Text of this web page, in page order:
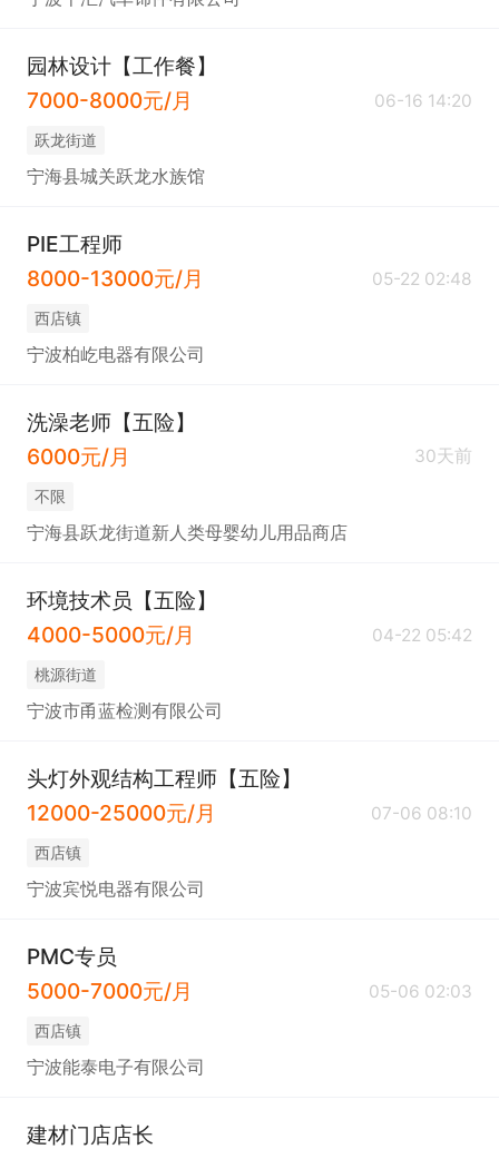
园林设计【工作餐】
7000-8000元/月
06-16 14:20
跃龙街道
宁海县城关跃龙水族馆
PIE工程师
8000-13000元/月
05-22 02:48
西店镇
宁波柏屹电器有限公司
洗澡老师【五险】
6000元/月
30天前
不限
宁海县跃龙街道新人类母婴幼儿用品商店
环境技术员【五险】
4000-5000元/月
04-22 05:42
桃源街道
宁波市甬蓝检测有限公司
头灯外观结构工程师【五险】
12000-25000元/月
07-06 08:10
西店镇
宁波宾悦电器有限公司
PMC专员
5000-7000元/月
05-06 02:03
西店镇
宁波能泰电子有限公司
建材门店店长